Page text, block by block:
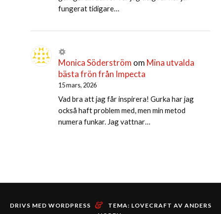
fungerat tidigare…
Monica Söderström om Mina utvalda
bästa frön från Impecta
15 mars, 2026
Vad bra att jag får inspirera! Gurka har jag
också haft problem med, men min metod
numera funkar. Jag vattnar…
DRIVS MED WORDPRESS & TEMA: LOVECRAFT AV ANDERS